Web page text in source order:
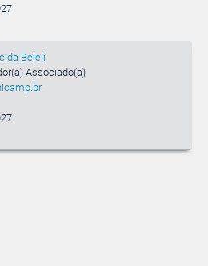
Beleli
Associado(a)